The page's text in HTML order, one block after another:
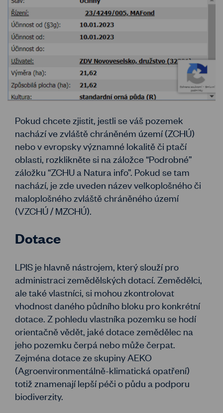
Pokud chcete zjistit, jestli se váš pozemek
nachází ve zvláště chráněném území (ZCHÚ)
nebo v evropsky významné lokalitě či ptačí
oblasti, rozklikněte si na záložce “Podrobné”
záložku “ZCHU a Natura info”. Pokud se tam
nachází, je zde uveden název velkoplošného či
maloplošného zvláště chráněného území
(VZCHÚ / MZCHÚ).
Dotace
LPIS je hlavně nástrojem, který slouží pro
administraci zemědělských dotací. Zemědělci,
ale také vlastníci, si mohou zkontrolovat
vhodnost daného půdního bloku pro konkrétní
dotace. Z pohledu vlastníka pozemku se hodí
orientačně vědět, jaké dotace zemědělec na
jeho pozemku čerpá nebo může čerpat.
Zejména dotace ze skupiny AEKO
(Agroenvironmentálně-klimatická opatření)
totiž znamenají lepší péči o půdu a podporu
biodiverzity.